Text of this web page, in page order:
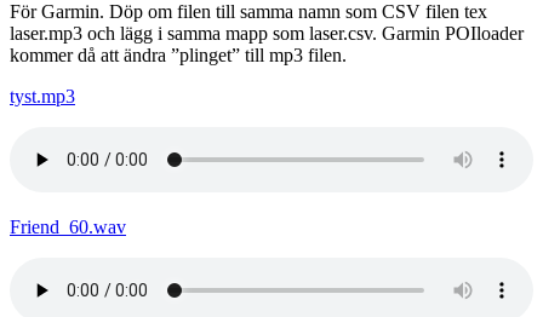
För Garmin. Döp om filen till samma namn som CSV filen tex
laser.mp3 och lägg i samma mapp som laser.csv. Garmin POIloader
kommer då att ändra ”plinget” till mp3 filen.
tyst.mp3
Friend_60.wav